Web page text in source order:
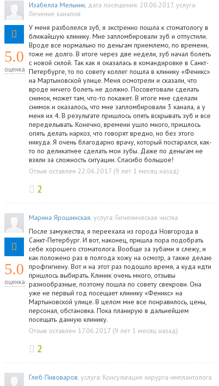
5.0
оценка
Изабелла Мельник, дата посещения: 20.06.2017, услуга:
Лечение каналов
У меня разболелся зуб, я экстренно пошла к стоматологу в
ближайшую клинику. Мне запломбировали зуб и отпустили.
Вроде все нормально по деньгам приемлемо, по времени,
тоже не долго. В итоге через две недели, зуб начал болеть
с новой силой. Так как я оказалась в командировке в Санкт-
Петербурге, то по совету коллег пошла в клинику «Феникс»
на Мартыновской улице. Меня осмотрели и сказали, что
вроде ничего болеть не должно. Посоветовали сделать
снимок, может там, что-то покажет. В итоге мне сделали
снимок и оказалось, что мне запломбировали 3 канала, а у
меня их 4. В результате пришлось опять вскрывать зуб и все
переделывать. Конечно, времени ушло много, пришлось
опять делать наркоз, что говорят вредно, но без этого
никуда. Я очень благодарно врачу, который постарался, как-
то по деликатнее сделать мои зубы. Даже по деньгам не
взяли за сложность ситуации. Спасибо большое!
Отзыв оставлен 22.06.2017 (9 лет 1 месяц назад)
2
5.0
оценка
Марина Ярошинская, услуга: Гигиеническая чистка
После замужества, я переехала из города Новгорода в
Санкт-Петербург. И вот, наконец, пришла пора подобрать
себе хорошего стоматолога. Вообще за зубами я слежу, и
как положено раз в полгода хожу на осмотр, а также делаю
профгигиену. Вот и на этот раз подошло время, а куда идти
пришлось выбирать. Клиник очень много, отзывы
разнообразные, поэтому пошла по совету свекрови. Она
уже не первый год посещает клинику «Феникс» на
Мартыновской улице. В целом мне все понравилось, цены,
персонал, обстановка. Пока планирую в дальнейшем
посещать данную клинику.
Отзыв оставлен 17.06.2017 (9 лет 1 месяц назад)
2
Глеб Пивоваров, услуга: Консультация хирурга-имплантолога